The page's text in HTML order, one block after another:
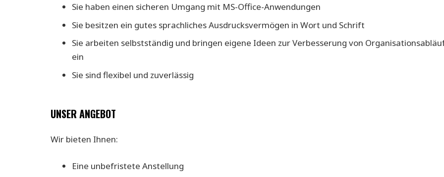
Sie haben einen sicheren Umgang mit MS-Office-Anwendungen
Sie besitzen ein gutes sprachliches Ausdrucksvermögen in Wort und Schrift
Sie arbeiten selbstständig und bringen eigene Ideen zur Verbesserung von
ein
Sie sind flexibel und zuverlässig
UNSER ANGEBOT
Wir bieten Ihnen:
Eine unbefristete Anstellung